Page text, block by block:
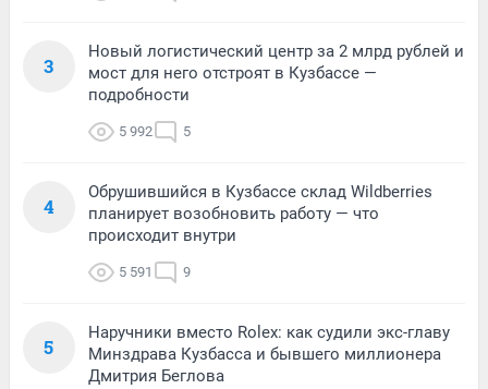
3
Новый логистический центр за 2 млрд рублей и
мост для него отстроят в Кузбассе —
подробности
5 992 5
4
Обрушившийся в Кузбассе склад Wildberries
планирует возобновить работу — что
происходит внутри
5 591 9
5
Наручники вместо Rolex: как судили экс-главу
Минздрава Кузбасса и бывшего миллионера
Дмитрия Беглова